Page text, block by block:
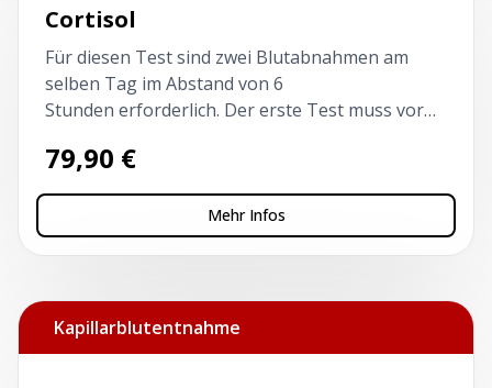
Cortisol
Für diesen Test sind zwei Blutabnahmen am
selben Tag im Abstand von 6
Stunden erforderlich. Der erste Test muss vor
79,90 €
Mehr Infos
Kapillarblutentnahme